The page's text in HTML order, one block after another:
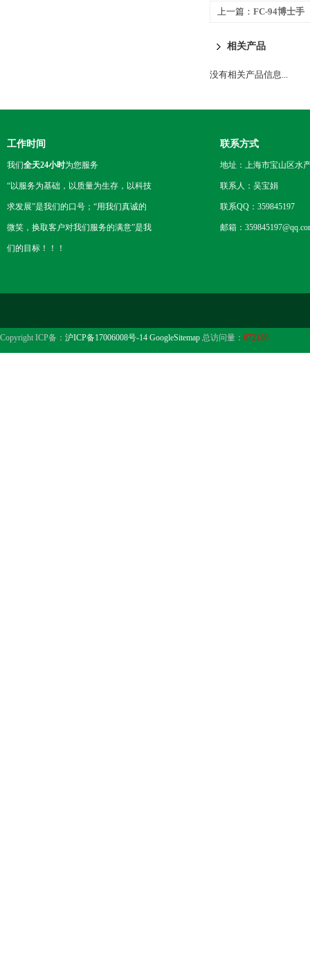
上一篇： FC-94博士手
相关产品
没有相关产品信息...
工作时间
我们全天24小时为您服务
“以服务为基础，以质量为生存，以科技
求发展”是我们的口号；“用我们真诚的
微笑，换取客户对我们服务的满意”是我
们的目标！！！
联系方式
地址：上海市宝山区水
联系人：吴宝娟
联系QQ：359845197
邮箱：
Copyright ICP备： 沪ICP备17006008号-14 GoogleSitemap 总访问量： 672188